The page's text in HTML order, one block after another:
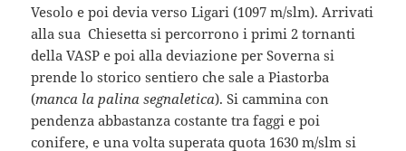
Vesolo e poi devia verso Ligari (1097 m/slm). Arrivati
alla sua Chiesetta si percorrono i primi 2 tornanti
della VASP e poi alla deviazione per Soverna si
prende lo storico sentiero che sale a Piastorba
(manca la palina segnaletica). Si cammina con
pendenza abbastanza costante tra faggi e poi
conifere, e una volta superata quota 1630 m/slm si